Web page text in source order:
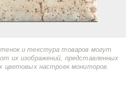
и текстура товаров могут
их изображений, представленных
цветовых настроек мониторов.